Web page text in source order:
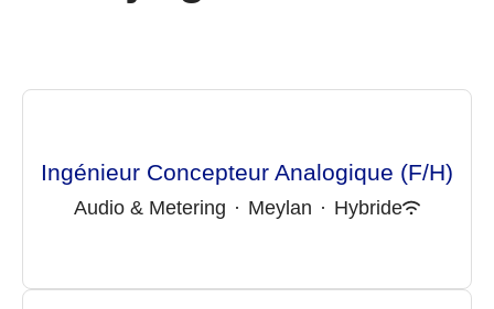
Ingénieur Concepteur Analogique (F/H)
Audio & Metering · Meylan · Hybride